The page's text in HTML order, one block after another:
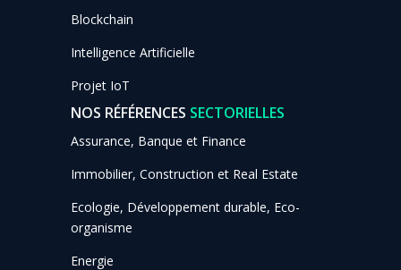
Blockchain
Intelligence Artificielle
Projet IoT
NOS RÉFÉRENCES SECTORIELLES
Assurance, Banque et Finance
Immobilier, Construction et Real Estate
Ecologie, Développement durable, Eco-
organisme
Energie